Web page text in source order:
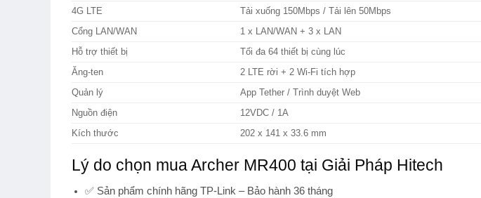
4G LTE
Tải xuống 150Mbps / Tải lên 50Mbps
Cổng LAN/WAN
1 x LAN/WAN + 3 x LAN
Hỗ trợ thiết bị
Tối đa 64 thiết bị cùng lúc
Ăng-ten
2 LTE rời + 2 Wi-Fi tích hợp
Quản lý
App Tether / Trình duyệt Web
Nguồn điện
12VDC / 1A
Kích thước
202 x 141 x 33.6 mm
Lý do chọn mua Archer MR400 tại Giải Pháp Hitech
✅ Sản phẩm chính hãng TP-Link – Bảo hành 36 tháng